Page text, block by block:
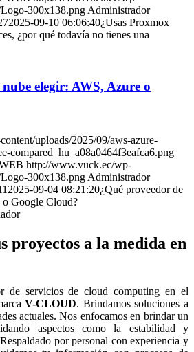
300x138.png Administrador
2025-09-10 06:06:40¿Usas Proxmox
¿por qué todavía no tienes una
elegir: AWS, Azure o
uploads/2025/09/aws-azure-
compared_hu_a08a0464f3eafca6.png
http://www.vuck.ec/wp-
300x138.png Administrador
2025-09-04 08:21:20¿Qué proveedor de
Google Cloud?
proyectos a la medida en
de servicios de cloud computing en el
V-CLOUD. Brindamos soluciones a
actuales. Nos enfocamos en brindar un
aspectos como la estabilidad y
por personal con experiencia y